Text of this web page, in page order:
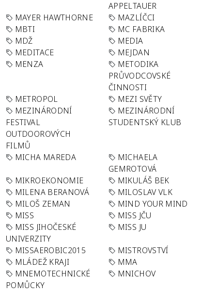
APPELTAUER
MAYER HAWTHORNE
MAZLÍČCI
MBTI
MC FABRIKA
MDŽ
MEDIA
MEDITACE
MEJDAN
MENZA
METODIKA
PRŮVODCOVSKÉ
ČINNOSTI
METROPOL
MEZI SVĚTY
MEZINÁRODNÍ
FESTIVAL
OUTDOOROVÝCH
FILMŮ
MEZINÁRODNÍ
STUDENTSKÝ KLUB
MICHA MAREDA
MICHAELA
GEMROTOVÁ
MIKROEKONOMIE
MIKULÁŠ BEK
MILENA BERANOVÁ
MILOSLAV VLK
MILOŠ ZEMAN
MIND YOUR MIND
MISS
MISS JČU
MISS JIHOČESKÉ
UNIVERZITY
MISS JU
MISSAEROBIC2015
MISTROVSTVÍ
MLÁDEŽ KRAJI
MMA
MNEMOTECHNICKÉ
POMŮCKY
MNICHOV